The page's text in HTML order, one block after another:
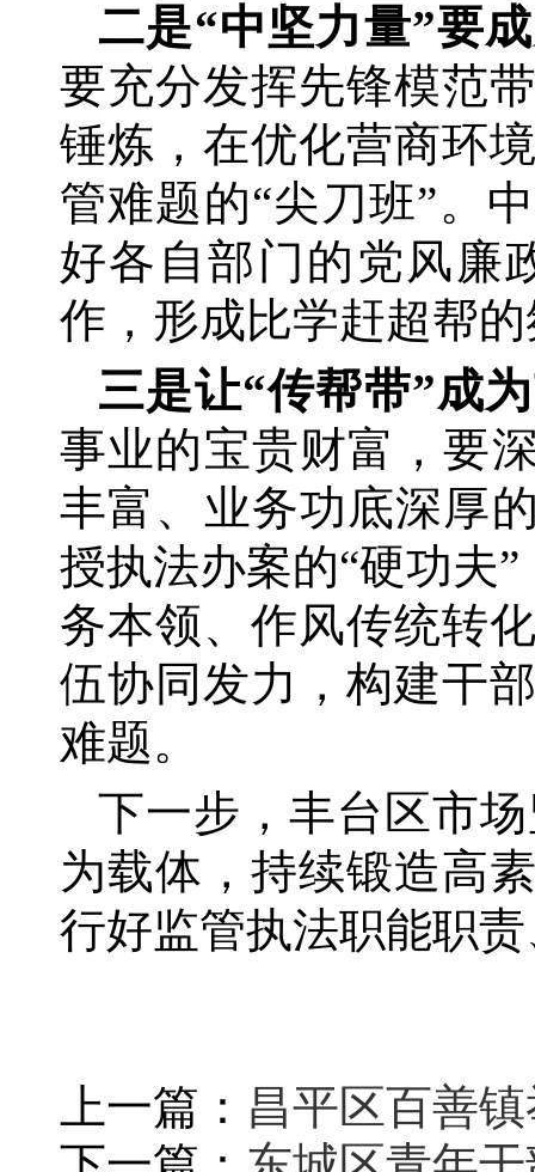
二是“中坚力量”要
要充分发挥先锋模范
锤炼，在优化营商环
管难题的“尖刀班”。
好各自部门的党风廉
作，形成比学赶超帮
三是让“传帮带”成
事业的宝贵财富，要
丰富、业务功底深厚
授执法办案的“硬功夫
务本领、作风传统转
伍协同发力，构建干
难题。
下一步，丰台区市
为载体，持续锻造高
行好监管执法职能职
上一篇： 昌平区百善